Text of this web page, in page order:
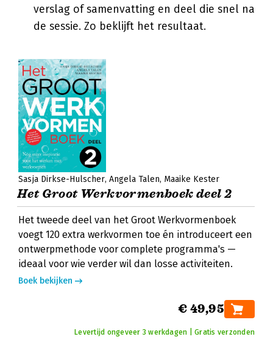
verslag of samenvatting en deel die snel na
de sessie. Zo beklijft het resultaat.
Sasja Dirkse-Hulscher Angela Talen Maaike Kester
Het Groot Werkvormenboek deel 2
Het tweede deel van het Groot Werkvormenboek
voegt 120 extra werkvormen toe én introduceert een
ontwerpmethode voor complete programma's —
ideaal voor wie verder wil dan losse activiteiten.
Boek bekijken
€ 49,95
Levertijd ongeveer 3 werkdagen | Gratis verzonden